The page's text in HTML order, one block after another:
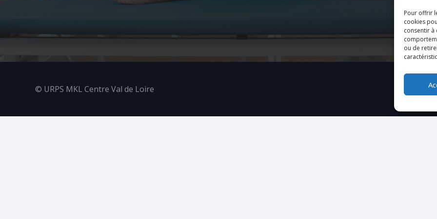
Pour offrir
cookies
consentir à
ou de
© URPS MKL Centre Val de Loire